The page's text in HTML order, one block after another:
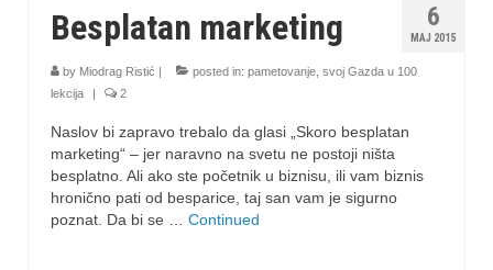
6
MAJ 2015
Besplatan marketing
by Miodrag Ristić posted in: pametovanje svoj Gazda u 100
lekcija
2
Naslov bi zapravo trebalo da glasi „Skoro besplatan
marketing“ – jer naravno na svetu ne postoji ništa
besplatno. Ali ako ste početnik u biznisu, ili vam biznis
hronično pati od besparice, taj san vam je sigurno
poznat. Da bi se … Continued